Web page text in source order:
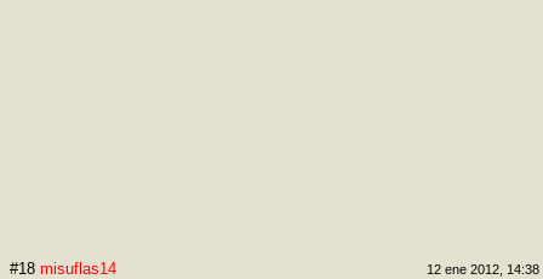
#18 misuflas14 12 ene 2012, 14:38